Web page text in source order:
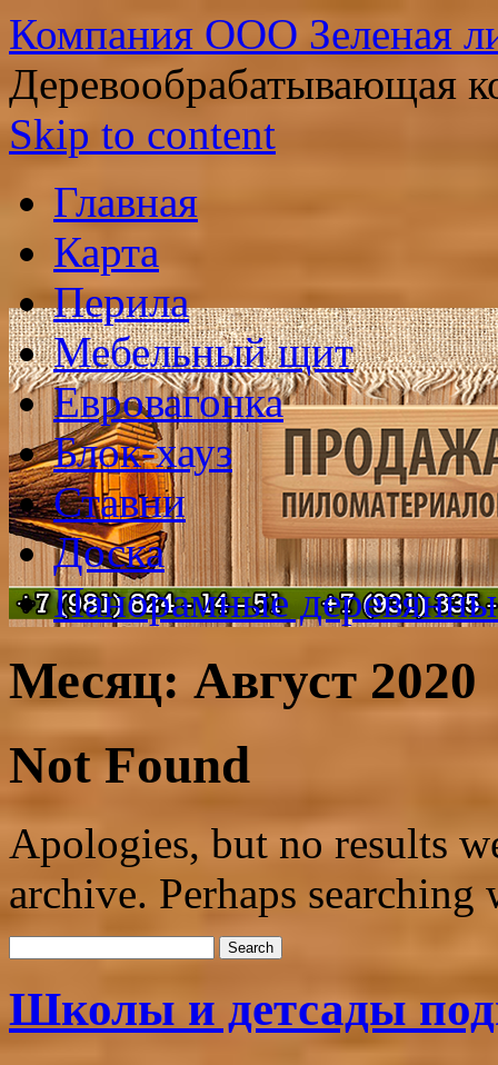
Компания ООО Зеленая
Деревообрабатывающая
Skip to content
Главная
Карта
Перила
Мебельный щит
Евровагонка
Блок-хауз
Ставни
Доска
Панорамные
Месяц: Август 2020
Not Found
Apologies, but no results
archive. Perhaps
Школы и детсады